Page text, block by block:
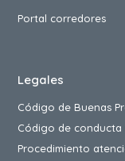
Portal corredores
Legales
Código de Buenas
Código de conducta
Procedimiento